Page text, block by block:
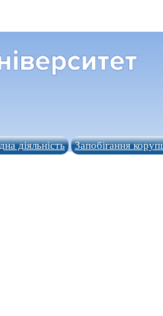
діяльність Запобігання